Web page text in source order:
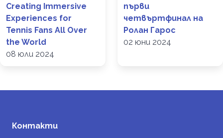
Creating Immersive
Experiences for
Tennis Fans All Over
the World
08 юли 2024
първи
четвъртфинал на
Ролан Гарос
02 юни 2024
Контакти